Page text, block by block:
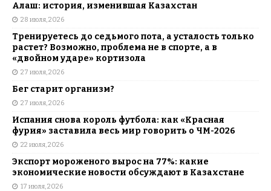
Алаш: история, изменившая Казахстан
28 июля, 2026
Тренируетесь до седьмого пота, а усталость только
растет? Возможно, проблема не в спорте, а в
«двойном ударе» кортизола
27 июля, 2026
Бег старит организм?
27 июля, 2026
Испания снова король футбола: как «Красная
фурия» заставила весь мир говорить о ЧМ-2026
22 июля, 2026
Экспорт мороженого вырос на 77%: какие
экономические новости обсуждают в Казахстане
17 июля, 2026